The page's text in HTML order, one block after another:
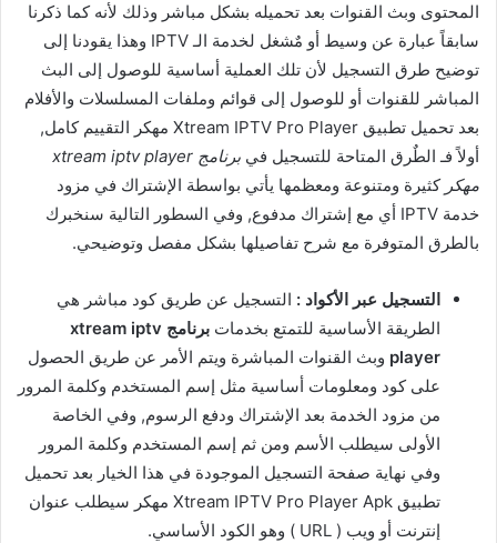
المحتوى وبث القنوات بعد تحميله بشكل مباشر وذلك لأنه كما ذكرنا
سابقاً عبارة عن وسيط أو مٌشغل لخدمة الـ IPTV وهذا يقودنا إلى
توضيح طرق التسجيل لأن تلك العملية أساسية للوصول إلى البث
المباشر للقنوات أو للوصول إلى قوائم وملفات المسلسلات والأفلام
بعد تحميل تطبيق Xtream IPTV Pro Player مهكر التقييم كامل,
أولاً فـ الطٌرق المتاحة للتسجيل في
برنامج xtream iptv player
مهكر كثيرة ومتنوعة ومعظمها يأتي بواسطة الإشتراك في مزود
خدمة IPTV أي مع إشتراك مدفوع, وفي السطور التالية سنخبرك
بالطرق المتوفرة مع شرح تفاصيلها بشكل مفصل وتوضيحي.
التسجيل عبر الأكواد : التسجيل عن طريق كود مباشر هي
الطريقة الأساسية للتمتع بخدمات
برنامج xtream iptv
player وبث القنوات المباشرة ويتم الأمر عن طريق الحصول
على كود ومعلومات أساسية مثل إسم المستخدم وكلمة المرور
من مزود الخدمة بعد الإشتراك ودفع الرسوم, وفي الخاصة
الأولى سيطلب الأسم ومن ثم إسم المستخدم وكلمة المرور
وفي نهاية صفحة التسجيل الموجودة في هذا الخيار بعد تحميل
تطبيق Xtream IPTV Pro Player Apk مهكر سيطلب عنوان
إنترنت أو ويب ( URL ) وهو الكود الأساسي.